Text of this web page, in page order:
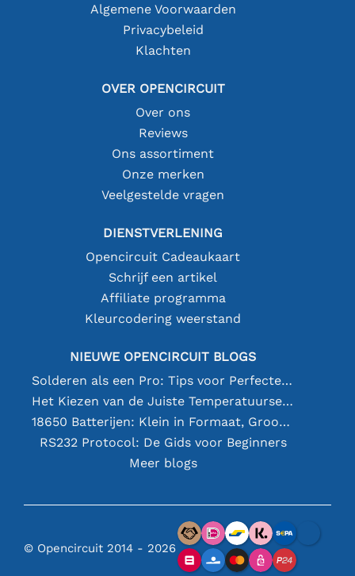
Algemene Voorwaarden
Privacybeleid
Klachten
OVER OPENCIRCUIT
Over ons
Reviews
Ons assortiment
Onze merken
Veelgestelde vragen
DIENSTVERLENING
Opencircuit Cadeaukaart
Schrijf een artikel
Affiliate programma
Kleurcodering weerstand
NIEUWE OPENCIRCUIT BLOGS
Solderen als een Pro: Tips voor Perfecte Elektronische Verbindingen
Het Kiezen van de Juiste Temperatuursensor [youtube]
18650 Batterijen: Klein in Formaat, Groot in Prestatie
RS232 Protocol: De Gids voor Beginners
Meer blogs
© Opencircuit 2014 - 2026